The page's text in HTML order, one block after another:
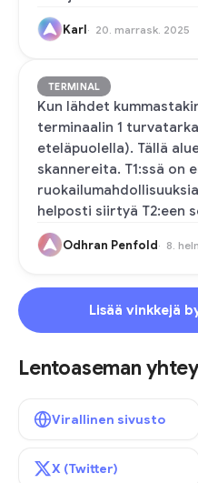
Karl 20. marrask. 2025
TERMINAL
Kun lähdet
terminaalin 1
eteläpuolella). Tällä
skannereita. T1:ssä on
helposti siirtyä T2:een
Odhran Penfold 8.
Lisää vinkkejä
Lentoaseman
Virallinen sivusto
X (Twitter)